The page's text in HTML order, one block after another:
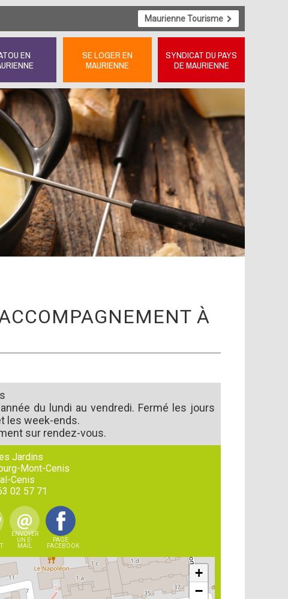
Maurienne Tourisme
EN
SE LOGER EN
MAURIENNE
SYNDICAT DU PAYS
DE MAURIENNE
À
du lundi au vendredi. Fermé les jours
les week-ends.
sur rendez-vous.
Jardins
Mont-Cenis
Cenis
02 57 71
ENVOYER
UN E-
MAIL
PAGE
FACEBOOK
+
−